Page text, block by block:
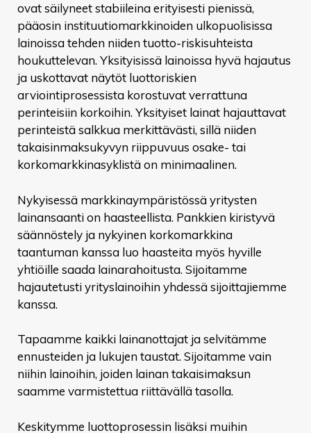
ovat säilyneet stabiileina erityisesti pienissä,
pääosin instituutiomarkkinoiden ulkopuolisissa
lainoissa tehden niiden tuotto-riskisuhteista
houkuttelevan. Yksityisissä lainoissa hyvä hajautus
ja uskottavat näytöt luottoriskien
arviointiprosessista korostuvat verrattuna
perinteisiin korkoihin. Yksityiset lainat hajauttavat
perinteistä salkkua merkittävästi, sillä niiden
takaisinmaksukyvyn riippuvuus osake- tai
korkomarkkinasyklistä on minimaalinen.
Nykyisessä markkinaympäristössä yritysten
lainansaanti on haasteellista. Pankkien kiristyvä
säännöstely ja nykyinen korkomarkkina
taantuman kanssa luo haasteita myös hyville
yhtiöille saada lainarahoitusta. Sijoitamme
hajautetusti yrityslainoihin yhdessä sijoittajiemme
kanssa.
Tapaamme kaikki lainanottajat ja selvitämme
ennusteiden ja lukujen taustat. Sijoitamme vain
niihin lainoihin, joiden lainan takaisimaksun
saamme varmistettua riittävällä tasolla.
Keskitymme luottoprosessin lisäksi muihin